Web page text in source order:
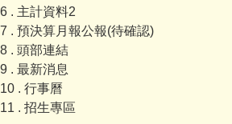
6 . 主計資料2
7 . 預決算月報公報(待確認)
8 . 頭部連結
9 . 最新消息
10 . 行事曆
11 . 招生專區